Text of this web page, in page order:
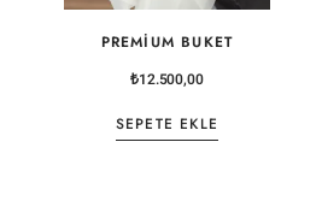
PREMIUM BUKET
₺12.500,00
SEPETE EKLE